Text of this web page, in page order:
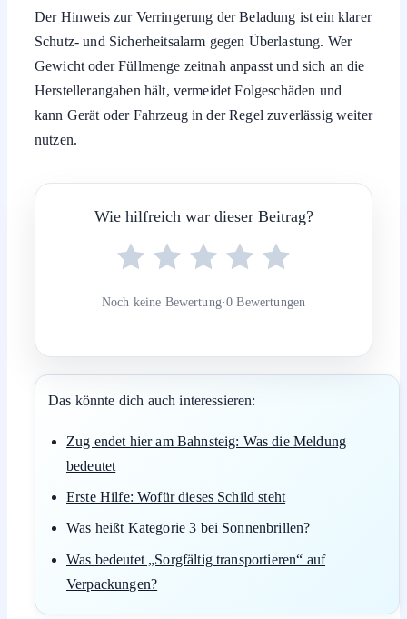
einer ungünstigen Verteilung. Sensoren reagieren auf
Gewicht und Unwucht, nicht nur auf sichtbare Füllhöhe.
Verschwindet die Meldung automatisch, wenn ich
nichts mache?
Manche Systeme starten gar nicht erst, andere brechen
der Hinweis von allein weggeht.
Wann sollte ein Techniker oder eine Werkstatt
immer wieder erscheint, können Sensoren oder Waagen
oder Fahrzeug prüfen.
Fazit
Der Hinweis zur Verringerung der Beladung ist ein klarer
Schutz- und Sicherheitsalarm gegen Überlastung. Wer
kann Gerät oder Fahrzeug in der Regel zuverlässig weiter
nutzen.